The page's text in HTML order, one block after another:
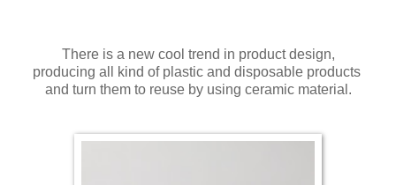
There is a new cool trend in product design,
producing all kind of plastic and disposable products
and turn them to reuse by using ceramic material.